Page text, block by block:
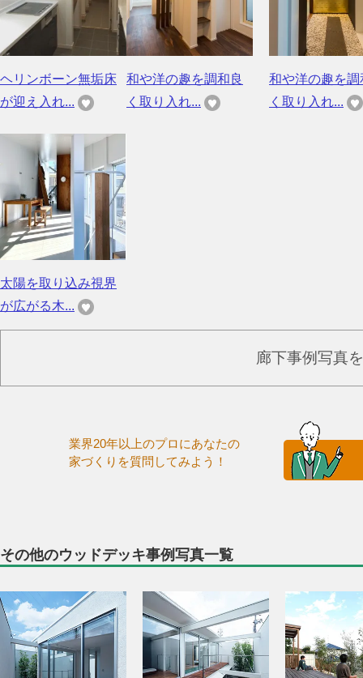
ヘリンボーン無垢床
が迎え入れ...
和や洋の趣を調和良
く取り入れ...
和や洋の趣を調
く取り入れ...
太陽を取り込み視界
が広がる木...
廊下事例写真
業界20年以上のプロにあなたの
家づくりを質問してみよう！
その他のウッドデッキ事例写真一覧